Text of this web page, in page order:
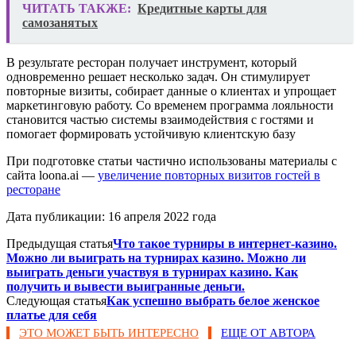
ЧИТАТЬ ТАКЖЕ: Кредитные карты для
самозанятых
В результате ресторан получает инструмент, который
одновременно решает несколько задач. Он стимулирует
повторные визиты, собирает данные о клиентах и упрощает
маркетинговую работу. Со временем программа лояльности
становится частью системы взаимодействия с гостями и
помогает формировать устойчивую клиентскую базу
При подготовке статьи частично использованы материалы с
сайта loona.ai — увеличение повторных визитов гостей в
ресторане
Дата публикации: 16 апреля 2022 года
Предыдущая статьяЧто такое турниры в интернет-казино.
Можно ли выиграть на турнирах казино. Можно ли
выиграть деньги участвуя в турнирах казино. Как
получить и вывести выигранные деньги.
Следующая статьяКак успешно выбрать белое женское
платье для себя
ЭТО МОЖЕТ БЫТЬ ИНТЕРЕСНО ЕЩЕ ОТ АВТОРА